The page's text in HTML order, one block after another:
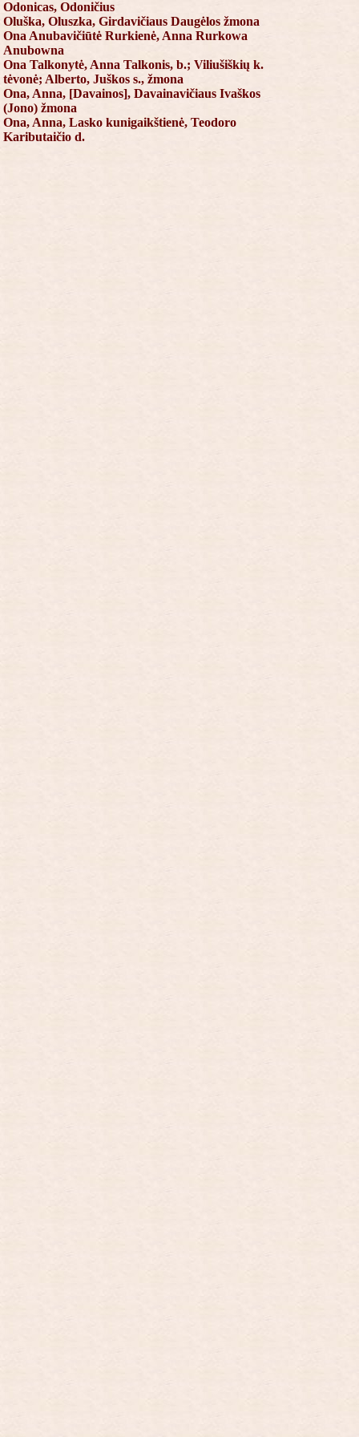
Odonicas, Odoničius
Oluška, Oluszka, Girdavičiaus Daugėlos žmona
Ona Anubavičiūtė Rurkienė, Anna Rurkowa
Anubowna
Ona Talkonytė, Anna Talkonis, b.; Viliušiškių k.
tėvonė; Alberto, Juškos s., žmona
Ona, Anna, [Davainos], Davainavičiaus Ivaškos
(Jono) žmona
Ona, Anna, Lasko kunigaikštienė, Teodoro
Kaributaičio d.